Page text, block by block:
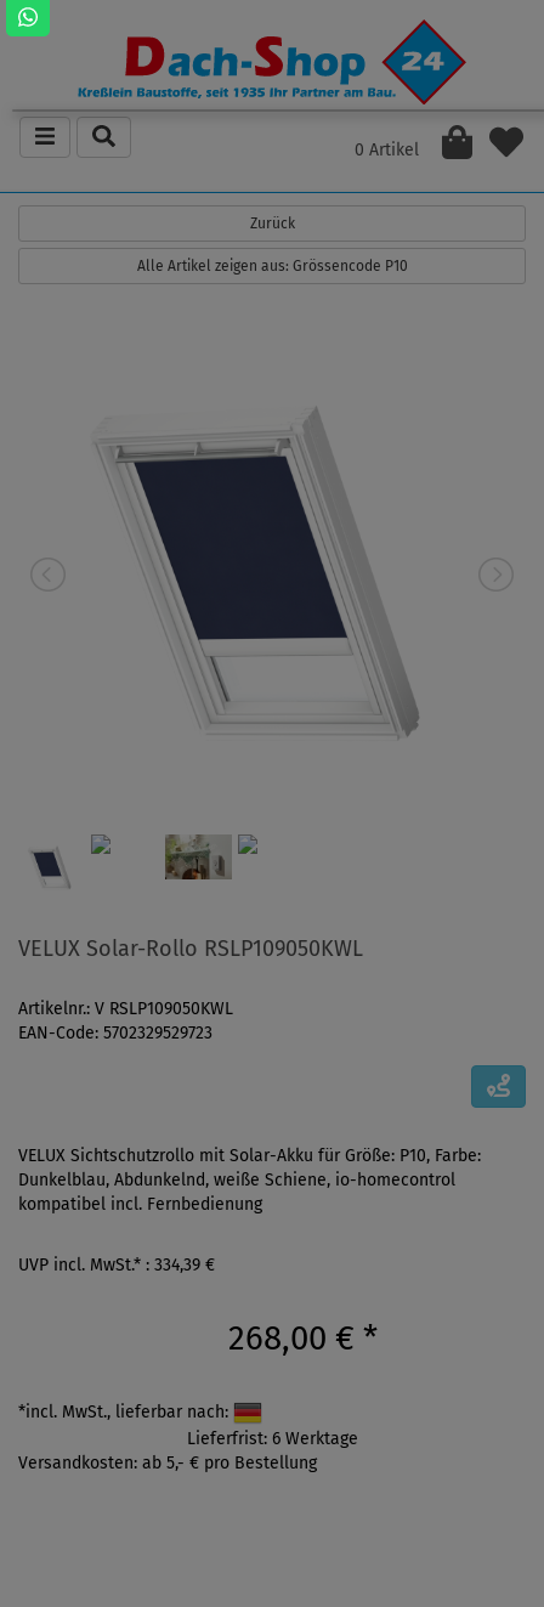
0 Artikel
Zurück
Alle Artikel zeigen aus: Grössencode P10
VELUX Solar-Rollo RSLP109050KWL
Artikelnr.: V RSLP109050KWL
EAN-Code: 5702329529723
VELUX Sichtschutzrollo mit Solar-Akku für Größe: P10, Farbe:
Dunkelblau, Abdunkelnd, weiße Schiene, io-homecontrol
kompatibel incl. Fernbedienung
UVP incl. MwSt.* : 334,39 €
268,00 € *
*incl. MwSt., lieferbar nach:
Lieferfrist: 6 Werktage
Versandkosten: ab 5,- € pro Bestellung